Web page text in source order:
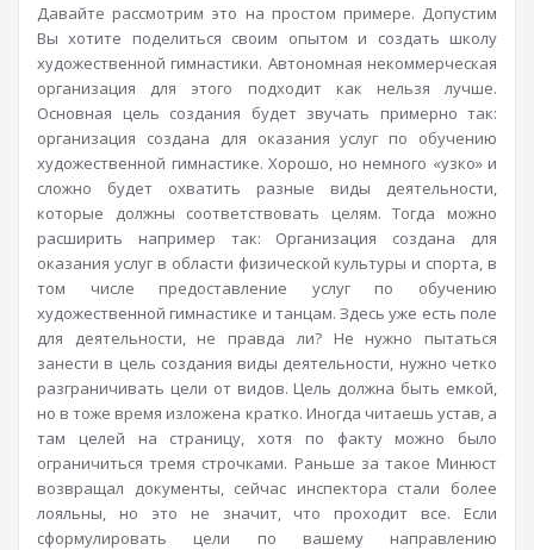
Давайте рассмотрим это на простом примере. Допустим
Вы хотите поделиться своим опытом и создать школу
художественной гимнастики. Автономная некоммерческая
организация для этого подходит как нельзя лучше.
Основная цель создания будет звучать примерно так:
организация создана для оказания услуг по обучению
художественной гимнастике. Хорошо, но немного «узко» и
сложно будет охватить разные виды деятельности,
которые должны соответствовать целям. Тогда можно
расширить например так: Организация создана для
оказания услуг в области физической культуры и спорта, в
том числе предоставление услуг по обучению
художественной гимнастике и танцам. Здесь уже есть поле
для деятельности, не правда ли? Не нужно пытаться
занести в цель создания виды деятельности, нужно четко
разграничивать цели от видов. Цель должна быть емкой,
но в тоже время изложена кратко. Иногда читаешь устав, а
там целей на страницу, хотя по факту можно было
ограничиться тремя строчками. Раньше за такое Минюст
возвращал документы, сейчас инспектора стали более
лояльны, но это не значит, что проходит все. Если
сформулировать цели по вашему направлению